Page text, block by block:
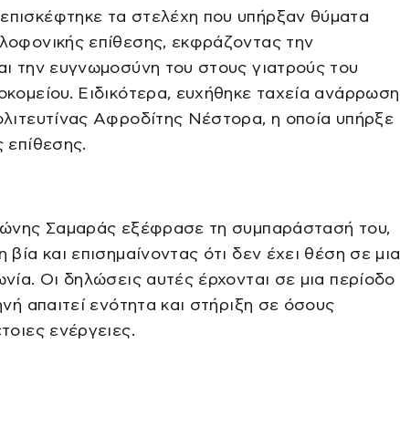
τα στελέχη που υπήρξαν θύματα
επίθεσης, εκφράζοντας την
την ευγνωμοσύνη του στους γιατρούς του
Ειδικότερα, ευχήθηκε ταχεία ανάρρωση
Αφροδίτης Νέστορα, η οποία υπήρξε
επίθεσης.
Σαμαράς εξέφρασε τη συμπαράστασή του,
βία και επισημαίνοντας ότι δεν έχει θέση σε μια
Οι δηλώσεις αυτές έρχονται σε μια περίοδο
απαιτεί ενότητα και στήριξη σε όσους
ενέργειες.